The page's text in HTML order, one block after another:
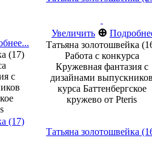
(17)
с
(17)
Увеличить ⊕
Татьяна золотошвейка
Работа с конкурса
Кружевная фантазия с
дизайнами выпускников
курса Баттенбергское
кружево от Pteris
Татьяна золотошвейка